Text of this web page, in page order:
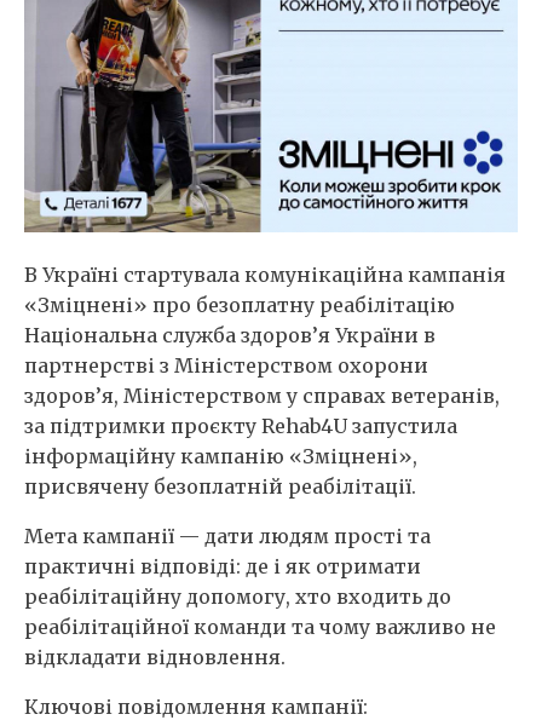
В Україні стартувала комунікаційна кампанія
«Зміцнені» про безоплатну реабілітацію
Національна служба здоров’я України в
партнерстві з Міністерством охорони
здоров’я, Міністерством у справах ветеранів,
за підтримки проєкту Rehab4U запустила
інформаційну кампанію «Зміцнені»,
присвячену безоплатній реабілітації.
Мета кампанії — дати людям прості та
практичні відповіді: де і як отримати
реабілітаційну допомогу, хто входить до
реабілітаційної команди та чому важливо не
відкладати відновлення.
Ключові повідомлення кампанії: